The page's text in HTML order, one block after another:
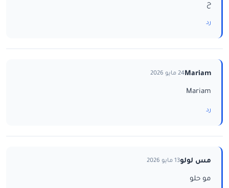
ح
رد
Mariam24 مايو 2026
Mariam
رد
مس لولو13 مايو 2026
مو حلو